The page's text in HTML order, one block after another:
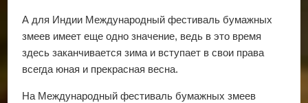
А для Индии Международный фестиваль бумажных
змеев имеет еще одно значение, ведь в это время
здесь заканчивается зима и вступает в свои права
всегда юная и прекрасная весна.
На Международный фестиваль бумажных змеев